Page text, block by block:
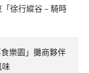
徐行縱谷－騎時
樂園」攤商夥伴